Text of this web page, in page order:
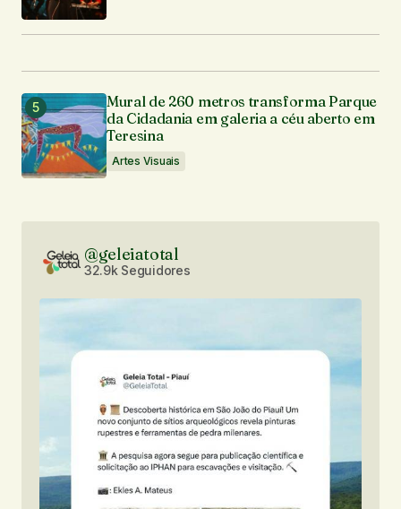
Mural de 260 metros transforma Parque
da Cidadania em galeria a céu aberto em
Teresina
Artes Visuais
@geleiatotal
32.9k Seguidores